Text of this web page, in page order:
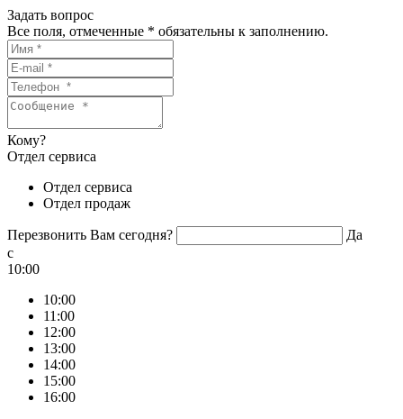
Задать вопрос
Все поля, отмеченные * обязательны к заполнению.
Кому?
Отдел сервиса
Отдел сервиса
Отдел продаж
Перезвонить Вам сегодня?
Да
c
10:00
10:00
11:00
12:00
13:00
14:00
15:00
16:00